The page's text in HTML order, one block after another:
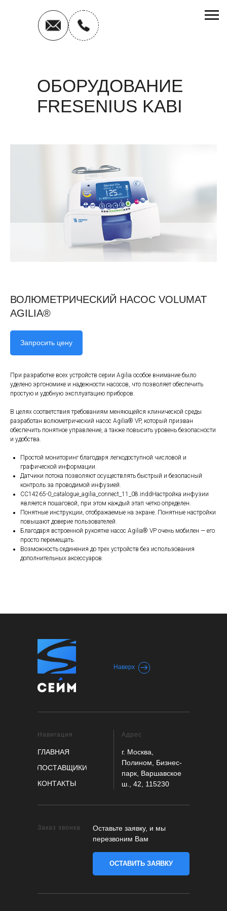
ОБОРУДОВАНИЕ
FRESENIUS KABI
ВОЛЮМЕТРИЧЕСКИЙ НАСОС VOLUMAT
AGILIA®
Запросить цену
При разработке всех устройств серии Аgilia особое внимание было
уделено эргономике и надежности насосов, что позволяет обеспечить
простую и удобную эксплуатацию приборов.
В целях соответствия требованиям меняющейся клинической среды
разработан волюметрический насос Agilia® VP, который призван
обеспечить понятное управление, а также повысить уровень безопасности
и удобства.
Простой мониторинг благодаря легкодоступной числовой и
графической информации.
Датчики потока позволяют осуществлять быстрый и безопасный
контроль за проводимой инфузией.
CC14265-0_catalogue_agilia_connect_11_08.inddНастройка инфузии
является пошаговой, при этом каждый этап четко определен.
Понятные инструкции, отображаемые на экране. Понятные настройки
повышают доверие пользователей.
Благодаря встроенной рукоятке насос Agilia® VP очень мобилен — его
просто перемещать.
Возможность сединения до трех устройств без использования
дополнительных аксессуаров.
Наверх
Навигация Адрес
г. Москва,
Полином, Бизнес-
парк, Варшавское
ш., 42, 115230
Заказ звонка
Оставьте заявку, и мы
перезвоним Вам
ОСТАВИТЬ ЗАЯВКУ
ГЛАВНАЯ
ПОСТАВЩИКИ
КОНТАКТЫ